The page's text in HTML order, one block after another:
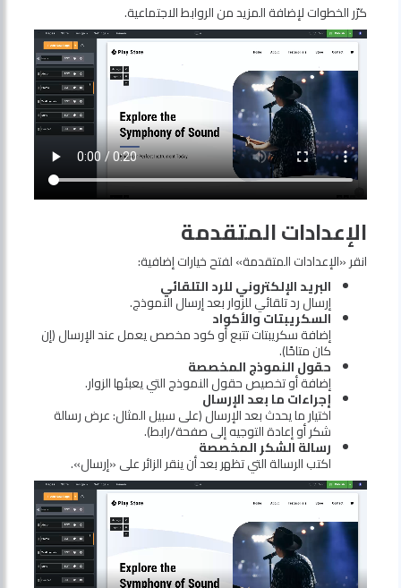
كرّر الخطوات لإضافة المزيد من الروابط الاجتماعية.
الإعدادات المتقدمة
انقر «الإعدادات المتقدمة» لفتح خيارات إضافية:
البريد الإلكتروني للرد التلقائي
إرسال رد تلقائي للزوار بعد إرسال النموذج.
السكريبتات والأكواد
إضافة سكريبتات تتبع أو كود مخصص يعمل عند الإرسال (إن
كان متاحًا).
حقول النموذج المخصصة
إضافة أو تخصيص حقول النموذج التي يعبئها الزوار.
إجراءات ما بعد الإرسال
اختيار ما يحدث بعد الإرسال (على سبيل المثال: عرض رسالة
شكر أو إعادة التوجيه إلى صفحة/رابط).
رسالة الشكر المخصصة
اكتب الرسالة التي تظهر بعد أن ينقر الزائر على «إرسال».